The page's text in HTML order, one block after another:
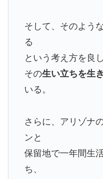
そして、そのよう
る
という考え方を良
その生い立ちを生
いる。
さらに、アリゾナ
ンと
保留地で一年間生
ち、